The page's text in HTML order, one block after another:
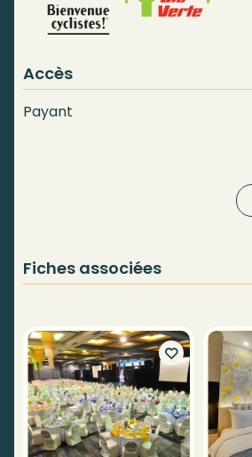
Accès
Payant
Fiches associées